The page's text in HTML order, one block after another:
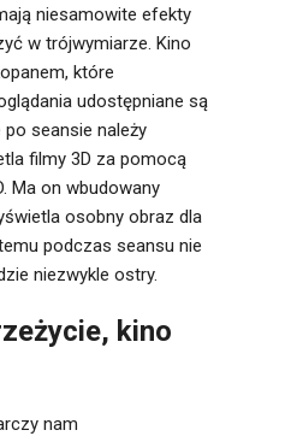
niesamowite efekty
w trójwymiarze. Kino
które
udostępniane są
seansie należy
filmy 3D za pomocą
Ma on wbudowany
osobny obraz dla
podczas seansu nie
niezwykle ostry.
kino
nam